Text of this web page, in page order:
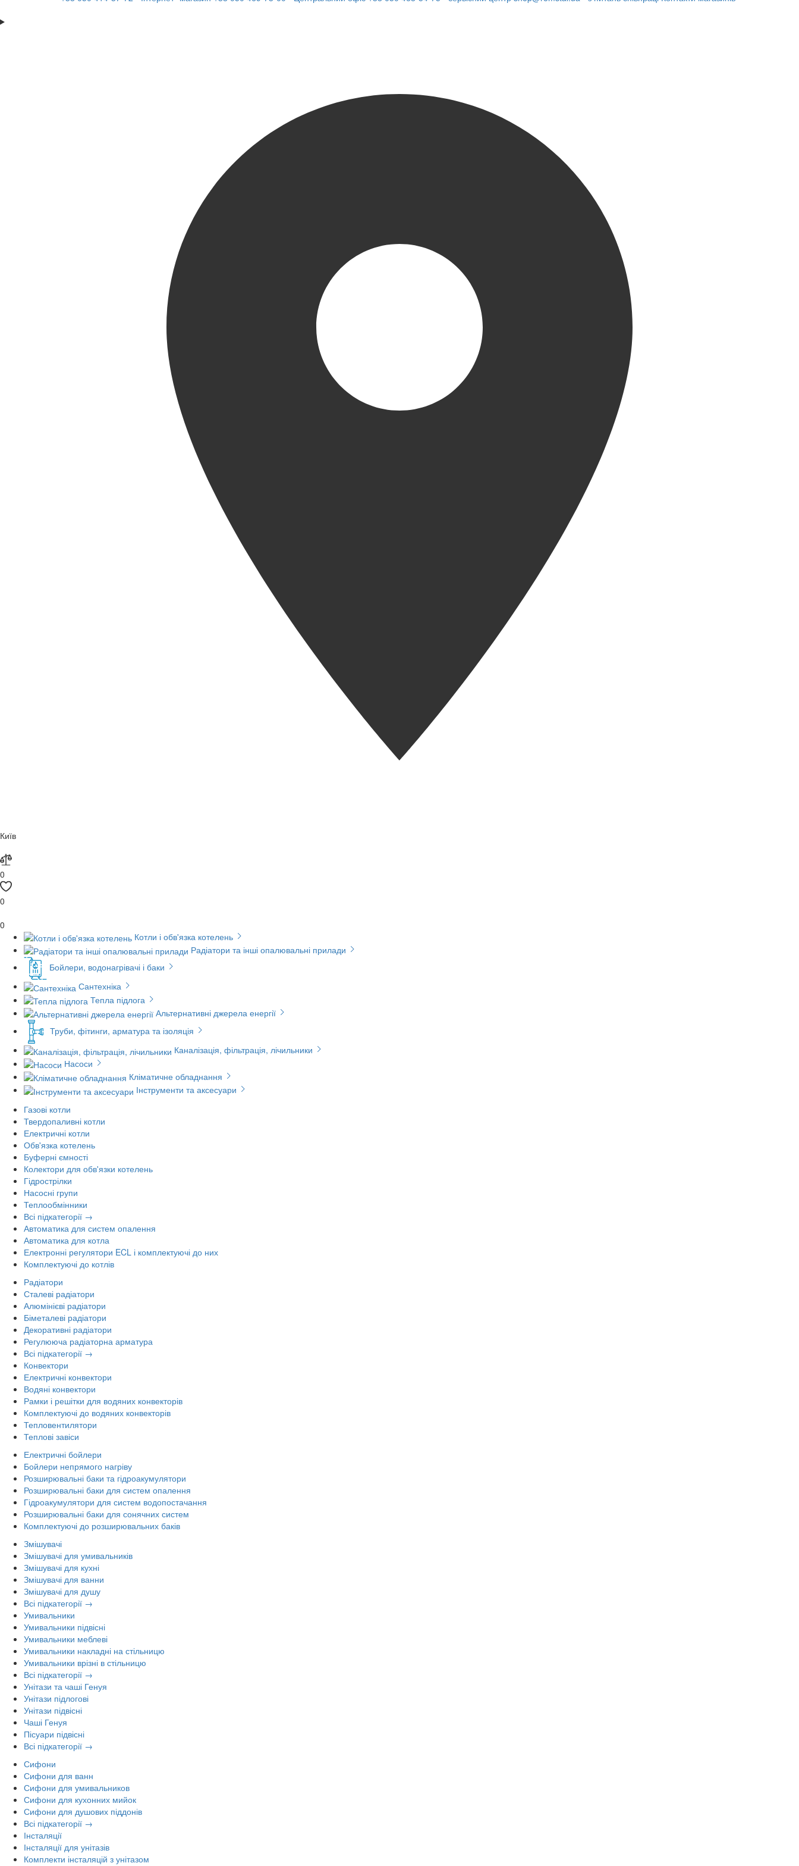
Київ
0
0
0
Котли і обв'язка котелень
Радіатори та інші опалювальні прилади
Бойлери, водонагрівачі і баки
Сантехніка
Тепла підлога
Альтернативні джерела енергії
Труби, фітинги, арматура та ізоляція
Каналізація, фільтрація, лічильники
Насоси
Кліматичне обладнання
Інструменти та аксесуари
Газові котли
Твердопаливні котли
Електричні котли
Обв'язка котелень
Буферні ємності
Колектори для обв'язки котелень
Гідрострілки
Насосні групи
Теплообмінники
Всі підкатегорії →
Автоматика для систем опалення
Автоматика для котла
Електронні регулятори ECL і комплектуючі до них
Комплектуючі до котлів
Радіатори
Сталеві радіатори
Алюмінієві радіатори
Біметалеві радіатори
Декоративні радіатори
Регулююча радіаторна арматура
Всі підкатегорії →
Конвектори
Електричні конвектори
Водяні конвектори
Рамки і решітки для водяних конвекторів
Комплектуючі до водяних конвекторів
Тепловентилятори
Теплові завіси
Електричні бойлери
Бойлери непрямого нагріву
Розширювальні баки та гідроакумулятори
Розширювальні баки для систем опалення
Гідроакумулятори для систем водопостачання
Розширювальні баки для сонячних систем
Комплектуючі до розширювальних баків
Змішувачі
Змішувачі для умивальників
Змішувачі для кухні
Змішувачі для ванни
Змішувачі для душу
Всі підкатегорії →
Умивальники
Умивальники підвісні
Умивальники меблеві
Умивальники накладні на стільницю
Умивальники врізні в стільницю
Всі підкатегорії →
Унітази та чаші Генуя
Унітази підлогові
Унітази підвісні
Чаші Генуя
Пісуари підвісні
Всі підкатегорії →
Сифони
Сифони для ванн
Сифони для умивальников
Сифони для кухонних мийок
Сифони для душових піддонів
Всі підкатегорії →
Інсталяції
Інсталяції для унітазів
Комплекти інсталяцій з унітазом